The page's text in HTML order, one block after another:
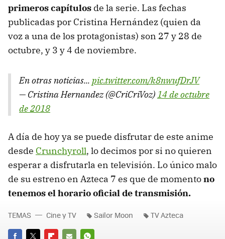
primeros capítulos de la serie. Las fechas
publicadas por Cristina Hernández (quien da
voz a una de los protagonistas) son 27 y 28 de
octubre, y 3 y 4 de noviembre.
En otras noticias... pic.twitter.com/k8nwufDrJV
— Cristina Hernandez (@CriCriVoz)14 de octubre
de 2018
A día de hoy ya se puede disfrutar de este anime
desde Crunchyroll, lo decimos por si no quieren
esperar a disfrutarla en televisión. Lo único malo
de su estreno en Azteca 7 es que de momentono
tenemos el horario oficial de transmisión.
TEMAS Cine y TV Sailor Moon TV Azteca